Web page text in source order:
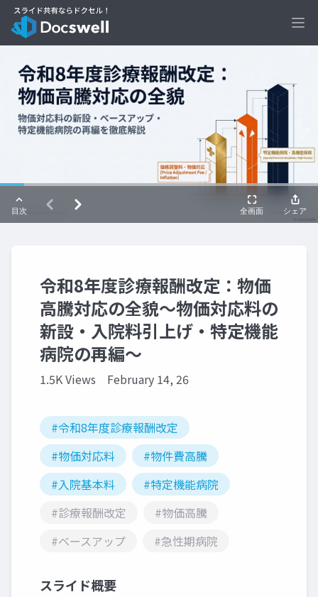
令和8年度診療報酬改定：物価
高騰対応の全貌～物価対応料の
新設・入院料引上げ・特定機能
病院の再編～
1.5K Views February 14, 26
#令和8年度診療報酬改定
#物価対応料
#物件費高騰
#入院基本料
#特定機能病院
#診療報酬改定
#物価高騰
#ベースアップ
#急性期病院
スライド概要